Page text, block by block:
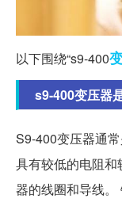
以下围绕“s9-400
s9-400变压器
S9-400变压器通
具有较低的电阻
器的线圈和导线。